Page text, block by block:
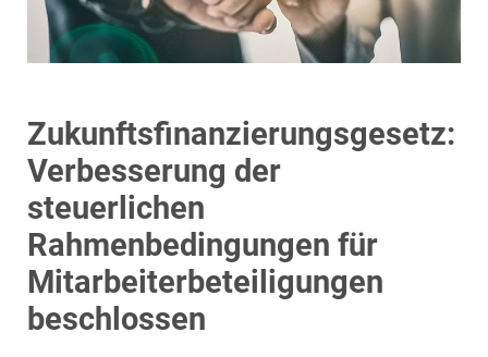
Zukunftsfinanzierungsgesetz:
Verbesserung der
steuerlichen
Rahmenbedingungen für
Mitarbeiterbeteiligungen
beschlossen